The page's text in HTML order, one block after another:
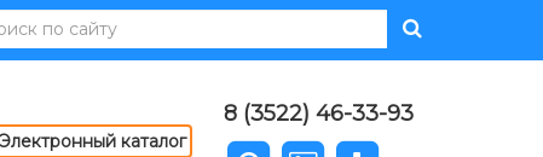
8 (3522) 46-33-93
Электронный каталог